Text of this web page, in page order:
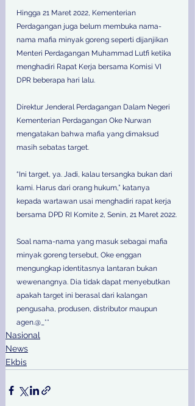
Hingga 21 Maret 2022, Kementerian
Perdagangan juga belum membuka nama-
nama mafia minyak goreng seperti dijanjikan
Menteri Perdagangan Muhammad Lutfi ketika
menghadiri Rapat Kerja bersama Komisi VI
DPR beberapa hari lalu.
Direktur Jenderal Perdagangan Dalam Negeri
Kementerian Perdagangan Oke Nurwan
mengatakan bahwa mafia yang dimaksud
masih sebatas target.
“Ini target, ya. Jadi, kalau tersangka bukan dari
kami. Harus dari orang hukum,” katanya
kepada wartawan usai menghadiri rapat kerja
bersama DPD RI Komite 2, Senin, 21 Maret 2022.
Soal nama-nama yang masuk sebagai mafia
minyak goreng tersebut, Oke enggan
mengungkap identitasnya lantaran bukan
wewenangnya. Dia tidak dapat menyebutkan
apakah target ini berasal dari kalangan
pengusaha, produsen, distributor maupun
agen.@_**
Nasional
News
Ekbis